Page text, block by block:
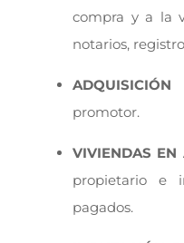
compra y a la
notarios,
promotor.
VIVIENDAS EN
propietario e
pagados.